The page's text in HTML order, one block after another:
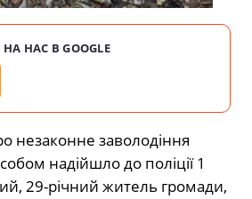
НАС В GOOGLE
незаконне заволодіння
надійшло до поліції 1
29-річний житель громади,